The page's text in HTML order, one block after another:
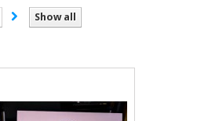
Show all